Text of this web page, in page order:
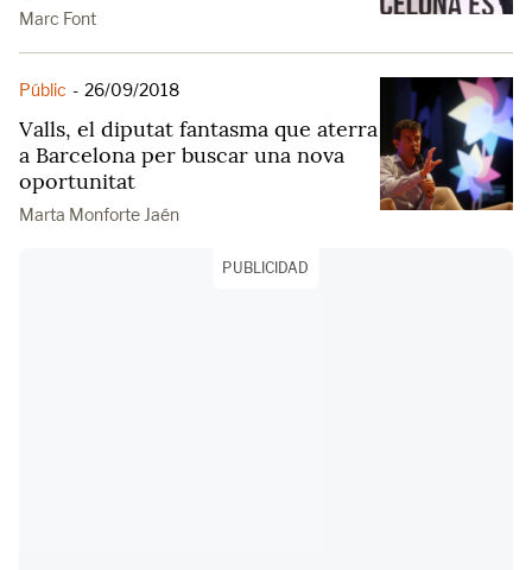
Marc Font
Públic - 26/09/2018
Valls, el diputat fantasma que aterra
a Barcelona per buscar una nova
oportunitat
Marta Monforte Jaén
PUBLICIDAD